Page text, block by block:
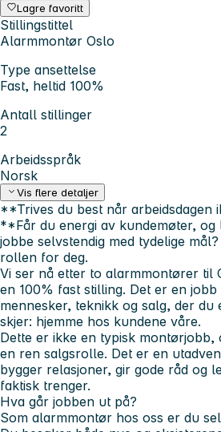
Lagre favoritt
Stillingstittel
Alarmmontør Oslo
Type ansettelse
Fast, heltid 100%
Antall stillinger
2
Arbeidsspråk
Norsk
Vis flere detaljer
**Trives du best når arbeidsdagen
**Får du energi av kundemøter, og
jobbe selvstendig med tydelige
rollen for deg.
Vi ser nå etter to alarmmontører til
en 100% fast stilling. Det er en
mennesker, teknikk og salg, der du
skjer: hjemme hos kundene våre.
Dette er ikke en typisk
en ren salgsrolle. Det er en
bygger relasjoner, gir gode råd og
faktisk trenger.
Hva går jobben ut på?
Som alarmmontør hos oss er du